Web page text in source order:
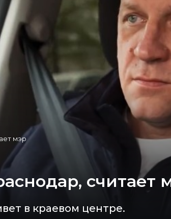
мэр
считает
в краевом центре.